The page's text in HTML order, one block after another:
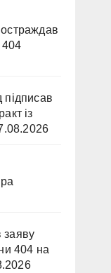
404
підписав
із
заяву
404 на